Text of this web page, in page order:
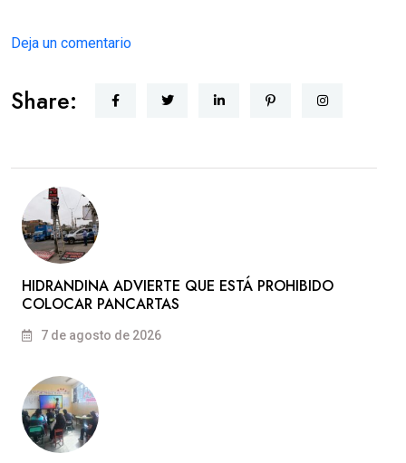
Deja un comentario
Share:
HIDRANDINA ADVIERTE QUE ESTÁ PROHIBIDO
COLOCAR PANCARTAS
7 de agosto de 2026